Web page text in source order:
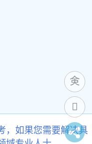
，如果您需要解决具